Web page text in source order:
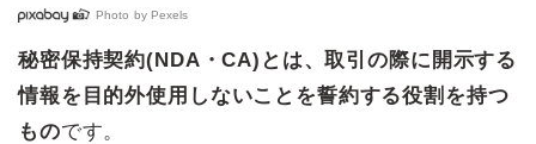
Photo by Pexels
秘密保持契約(NDA・CA)とは、取引の際に開示する
情報を目的外使用しないことを誓約する役割を持つ
ものです。